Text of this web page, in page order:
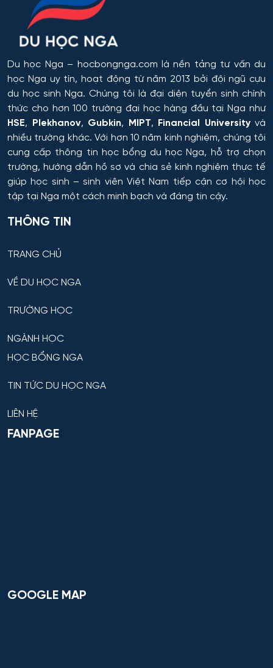
Du học Nga – hocbongnga.com là nền tảng tư vấn du
học Nga uy tín, hoạt động từ năm 2013 bởi đội ngũ cựu
du học sinh Nga. Chúng tôi là đại diện tuyển sinh chính
thức cho hơn 100 trường đại học hàng đầu tại Nga như
HSE, Plekhanov, Gubkin, MIPT, Financial Universityvà
nhiều trường khác. Với hơn 10 năm kinh nghiệm, chúng tôi
cung cấp thông tin học bổng du học Nga, hỗ trợ chọn
trường, hướng dẫn hồ sơ và chia sẻ kinh nghiệm thực tế
giúp học sinh – sinh viên Việt Nam tiếp cận cơ hội học
tập tại Nga một cách minh bạch và đáng tin cậy.
THÔNG TIN
TRANG CHỦ
VỀ DU HỌC NGA
TRƯỜNG HỌC
NGÀNH HỌC
HỌC BỔNG NGA
TIN TỨC DU HỌC NGA
LIÊN HỆ
FANPAGE
GOOGLE MAP